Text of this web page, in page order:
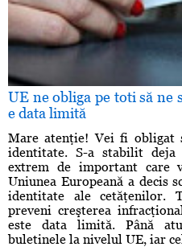
UE ne obliga pe toti să ne
e data limită
Mare atenţie! Vei fi obligat
identitate. S-a stabilit
extrem de important care
Uniunea Europeană a decis
identitate ale cetăţenilor.
preveni creşterea
este data limită. Până
buletinele la nivelul UE, iar